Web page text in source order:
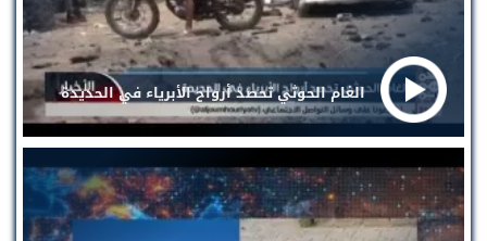
الغام الحوثي تحصد أرواح الأبرياء في الحديدة